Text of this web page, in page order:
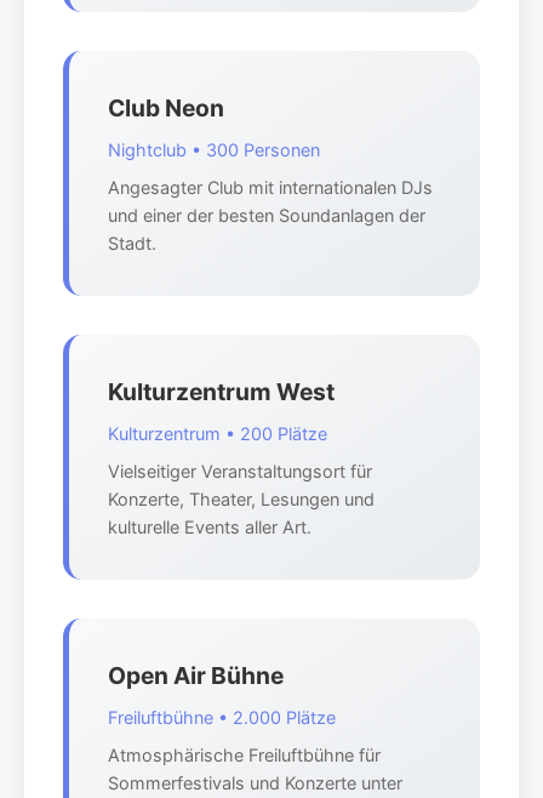
Club Neon
Nightclub • 300 Personen
Angesagter Club mit internationalen DJs
und einer der besten Soundanlagen der
Stadt.
Kulturzentrum West
Kulturzentrum • 200 Plätze
Vielseitiger Veranstaltungsort für
Konzerte, Theater, Lesungen und
kulturelle Events aller Art.
Open Air Bühne
Freiluftbühne • 2.000 Plätze
Atmosphärische Freiluftbühne für
Sommerfestivals und Konzerte unter